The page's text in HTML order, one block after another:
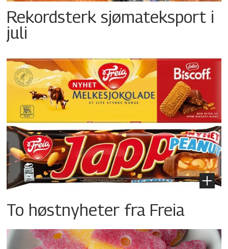
Rekordsterk sjømateksport i
juli
To høstnyheter fra Freia